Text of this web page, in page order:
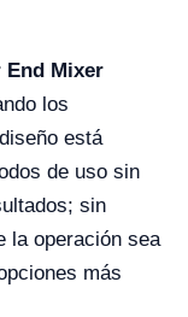
End Mixer
los
está
de uso sin
sin
la operación sea
más